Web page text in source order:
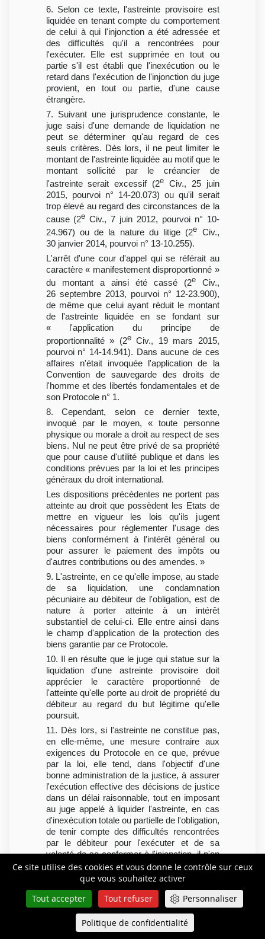
Ce site utilise des cookies et vous donne le contrôle sur ceux
que vous souhaitez activer
Tout accepter
Tout refuser Personnaliser
Politique de confidentialité
6. Selon ce texte, l'astreinte provisoire est
liquidée en tenant compte du comportement
de celui à qui l'injonction a été adressée et
des difficultés qu'il a rencontrées pour
l'exécuter. Elle est supprimée en tout ou
partie s'il est établi que l'inexécution ou le
retard dans l'exécution de l'injonction du juge
provient, en tout ou partie, d'une cause
étrangère.
7. Suivant une jurisprudence constante, le
juge saisi d'une demande de liquidation ne
peut se déterminer qu'au regard de ces
seuls critères. Dès lors, il ne peut limiter le
montant de l'astreinte liquidée au motif que le
montant sollicité par le créancier de
l'astreinte serait excessif (2e
Civ., 25 juin
2015, pourvoi n° 14-20.073) ou qu'il serait
trop élevé au regard des circonstances de la
cause (2e Civ., 7 juin 2012, pourvoi n° 10-
24.967) ou de la nature du litige (2e
Civ.,
30 janvier 2014, pourvoi n° 13-10.255).
L'arrêt d'une cour d'appel qui se référait au
caractère « manifestement disproportionné »
du montant a ainsi été cassé (2eCiv.,
26 septembre 2013, pourvoi n° 12-23.900),
de même que celui ayant réduit le montant
de l'astreinte liquidée en se fondant sur
« l'application du principe de
proportionnalité » (2eCiv., 19 mars 2015,
pourvoi n° 14-14.941). Dans aucune de ces
affaires n'était invoquée l'application de la
Convention de sauvegarde des droits de
l'homme et des libertés fondamentales et de
son Protocole n° 1.
8. Cependant, selon ce dernier texte,
invoqué par le moyen, « toute personne
physique ou morale a droit au respect de ses
biens. Nul ne peut être privé de sa propriété
que pour cause d'utilité publique et dans les
conditions prévues par la loi et les principes
généraux du droit international.
Les dispositions précédentes ne portent pas
atteinte au droit que possèdent les Etats de
mettre en vigueur les lois qu'ils jugent
nécessaires pour réglementer l'usage des
biens conformément à l'intérêt général ou
pour assurer le paiement des impôts ou
d'autres contributions ou des amendes. »
9. L'astreinte, en ce qu'elle impose, au stade
de sa liquidation, une condamnation
pécuniaire au débiteur de l'obligation, est de
nature à porter atteinte à un intérêt
substantiel de celui-ci. Elle entre ainsi dans
le champ d'application de la protection des
biens garantie par ce Protocole.
10. Il en résulte que le juge qui statue sur la
liquidation d'une astreinte provisoire doit
apprécier le caractère proportionné de
l'atteinte qu'elle porte au droit de propriété du
débiteur au regard du but légitime qu'elle
poursuit.
11. Dès lors, si l'astreinte ne constitue pas,
en elle-même, une mesure contraire aux
exigences du Protocole en ce que, prévue
par la loi, elle tend, dans l'objectif d'une
bonne administration de la justice, à assurer
l'exécution effective des décisions de justice
dans un délai raisonnable, tout en imposant
au juge appelé à liquider l'astreinte, en cas
d'inexécution totale ou partielle de l'obligation,
de tenir compte des difficultés rencontrées
par le débiteur pour l'exécuter et de sa
volonté de se conformer à l'injonction, il n'en
appartient pas moins au juge saisi
d'apprécier encore, de manière concrète, s'il
existe un rapport raisonnable de
proportionnalité entre le montant auquel il
liquide l'astreinte et l'enjeu du litige.
12. Pour liquider l'astreinte provisoire à la
Queue-Fair